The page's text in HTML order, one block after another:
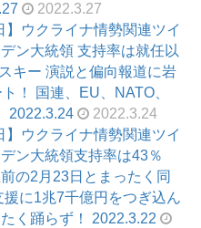
2022.3.27
】ウクライナ情勢関連ツイ
ン大統領 支持率は就任以
キー 演説と偏向報道に岩
！ 国連、EU、NATO、
2022.3.24
2022.3.24
】ウクライナ情勢関連ツイ
ン大統領支持率は43％
の2月23日とまったく同
援に1兆7千億円をつぎ込ん
く踊らず！ 2022.3.22